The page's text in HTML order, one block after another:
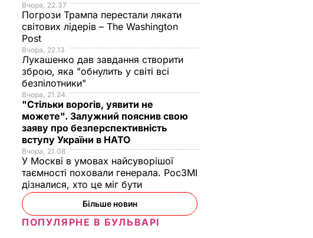
Вчора, 22.37
Погрози Трампа перестали лякати
світових лідерів – The Washington
Post
Вчора, 22.13
Лукашенко дав завдання створити
зброю, яка "обнулить у світі всі
безпілотники"
Вчора, 21.24
"Стільки ворогів, уявити не
можете". Залужний пояснив свою
заяву про безперспективність
вступу України в НАТО
Вчора, 21.08
У Москві в умовах найсуворішої
таємності поховали генерала. РосЗМІ
дізналися, хто це міг бути
Більше новин
ПОПУЛЯРНЕ В БУЛЬВАРІ